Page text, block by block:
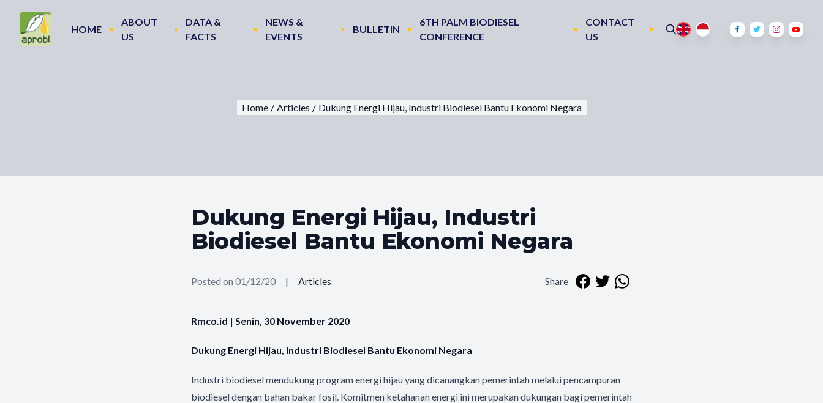
HOME
ABOUT
US
DATA &
FACTS
NEWS &
EVENTS
BULLETIN
6TH PALM BIODIESEL
CONFERENCE
CONTACT
US
Home / Articles / Dukung Energi Hijau, Industri Biodiesel Bantu Ekonomi Negara
Dukung Energi Hijau, Industri
Biodiesel Bantu Ekonomi Negara
Posted on 01/12/20 | Articles Share
Rmco.id | Senin, 30 November 2020
Dukung Energi Hijau, Industri Biodiesel Bantu Ekonomi Negara
Industri biodiesel mendukung program energi hijau yang dicanangkan pemerintah melalui pencampuran
biodiesel dengan bahan bakar fosil. Komitmen ketahanan energi ini merupakan dukungan bagi pemerintah